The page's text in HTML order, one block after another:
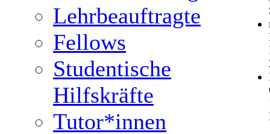
Lehrbeauftragte
Fellows
Studentische
Hilfskräfte
Tutor*innen